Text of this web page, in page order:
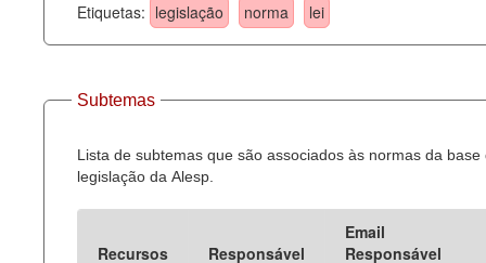
Etiquetas: legislação norma lei
Subtemas
Lista de subtemas que são associados às normas da base
legislação da Alesp.
Recursos Responsável
Email
Responsável